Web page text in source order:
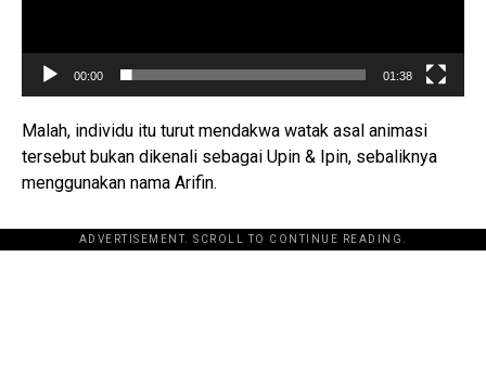
00:00 01:38
Malah, individu itu turut mendakwa watak asal animasi
tersebut bukan dikenali sebagai Upin & Ipin, sebaliknya
menggunakan nama Arifin.
ADVERTISEMENT. SCROLL TO CONTINUE READING.